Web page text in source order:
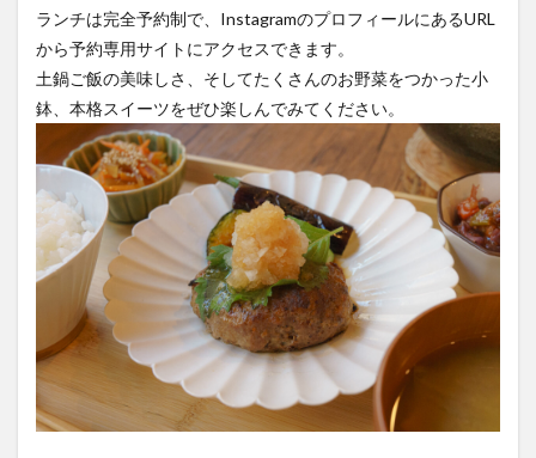
ランチは完全予約制で、InstagramのプロフィールにあるURL
から予約専用サイトにアクセスできます。
土鍋ご飯の美味しさ、そしてたくさんのお野菜をつかった小
鉢、本格スイーツをぜひ楽しんでみてください。